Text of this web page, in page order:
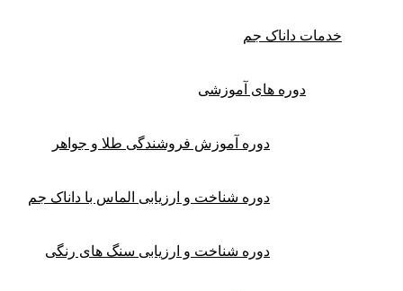
خدمات داناک جم
دوره های آموزشی
دوره آموزش فروشندگی طلا و جواهر
دوره شناخت و ارزیابی الماس با داناک جم
دوره شناخت و ارزیابی سنگ های رنگی